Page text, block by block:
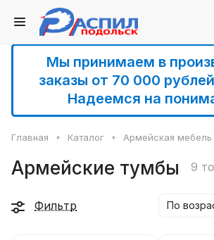
Мы принимаем в
заказы от 70 000
Надеемся на
Главная Каталог Армейская мебель
Армейские тумбы 9
Фильтр